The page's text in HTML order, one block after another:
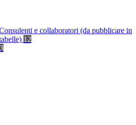
e collaboratori (da pubblicare in
12